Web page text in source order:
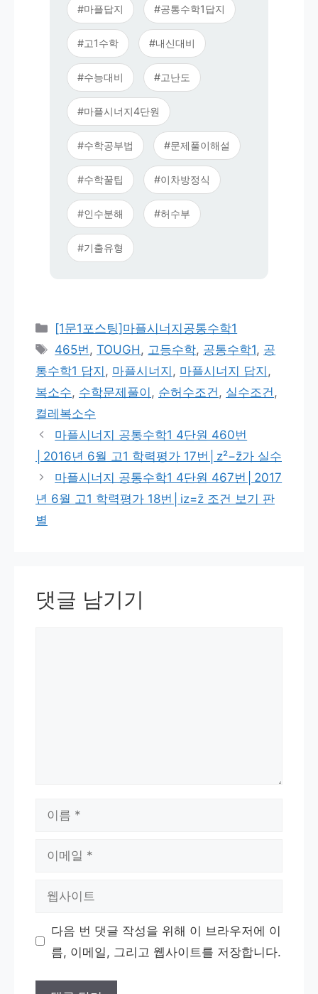
#마플답지 #공통수학1답지
#고1수학 #내신대비
#수능대비 #고난도
#마플시너지4단원
#수학공부법 #문제풀이해설
#수학꿀팁 #이차방정식
#인수분해 #허수부
#기출유형
카
테
리
[1문1포스팅]마플시너지공통수학1
태
그
465번 ,TOUGH , 고등수학, 공통수학1, 공
통수학1 답지 , 마플시너지 , 마플시너지 답지 ,
복소수, 수학문제풀이 , 순허수조건 , 실수조건 ,
켤레복소수
마플시너지 공통수학1 4단원 460번
│2016년 6월 고1 학력평가 17번│z²−z̄가 실수
마플시너지 공통수학1 4단원 467번│2017
년 6월 고1 학력평가 18번│iz=z̄ 조건 보기 판
별
댓글 남기기
다음 번 댓글 작성을 위해 이 브라우저에 이
름, 이메일, 그리고 웹사이트를 저장합니다.